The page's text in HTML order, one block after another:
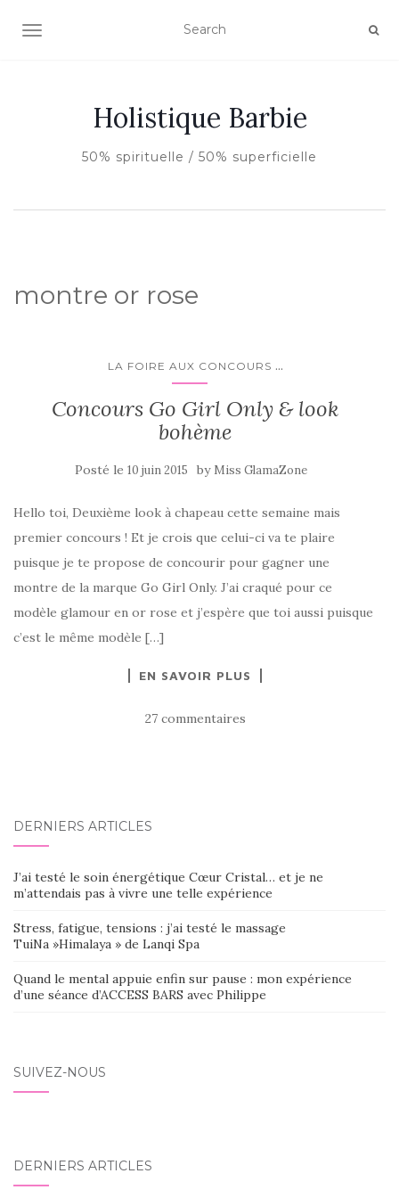
AFFICHER/MASQUER LA NAVIGATION
Holistique Barbie
50% spirituelle / 50% superficielle
montre or rose
LA FOIRE AUX CONCOURS ...
Concours Go Girl Only & look
bohème
Posté le 10 juin 2015 by Miss GlamaZone
Hello toi, Deuxième look à chapeau cette semaine mais
premier concours ! Et je crois que celui-ci va te plaire
puisque je te propose de concourir pour gagner une
montre de la marque Go Girl Only. J’ai craqué pour ce
modèle glamour en or rose et j’espère que toi aussi puisque
c’est le même modèle […]
EN SAVOIR PLUS
27 commentaires
DERNIERS ARTICLES
J’ai testé le soin énergétique Cœur Cristal… et je ne
m’attendais pas à vivre une telle expérience
Stress, fatigue, tensions : j’ai testé le massage
TuiNa »Himalaya » de Lanqi Spa
Quand le mental appuie enfin sur pause : mon expérience
d’une séance d’ACCESS BARS avec Philippe
SUIVEZ-NOUS
DERNIERS ARTICLES